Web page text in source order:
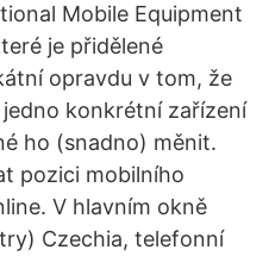
Mobile Equipment
je přidělené
opravdu v tom, že
konkrétní zařízení
ho (snadno) měnit.
pozici mobilního
V hlavním okně
Czechia, telefonní